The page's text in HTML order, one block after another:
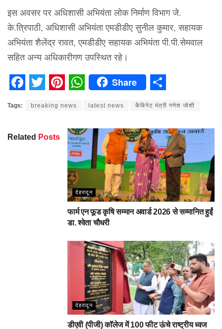
इस अवसर पर अधिशासी अभियंता लोक निर्माण विभाग जे.
के.त्रिपाठी, अधिशासी अभियंता एमडीडीए सुनील कुमार, सहायक
अभियंता शैलेंद्र रावत, एमडीडीए सहायक अभियंता पी.पी.सेमवाल
सहित अन्य अधिकारीगण उपस्थित रहे।
WhatsApp
Share
Share
Tags: breaking news latest news कैबिनेट मंत्री गणेश जोशी
Related Posts
देहरादून
फार्म एन फूड कृषि सम्मान अवार्ड 2026 से सम्मानित हुईं
डा. श्वेता चौधरी
देहरादून
डीएवी (पीजी) कॉलेज में 100 फीट ऊंचे राष्ट्रीय ध्वज